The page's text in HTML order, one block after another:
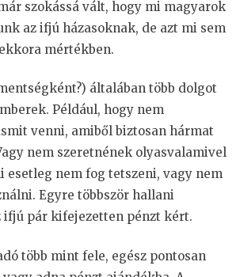
szokássá vált, hogy mi magyarok
az ifjú házasoknak, de azt mi sem
mértékben.
általában több dolgot
Például, hogy nem
venni, amiből biztosan hármat
nem szeretnének olyasvalamivel
esetleg nem fog tetszeni, vagy nem
Egyre többször hallani
ifjú pár kifejezetten pénzt kért.
több mint fele, egész pontosan